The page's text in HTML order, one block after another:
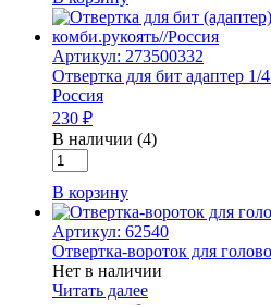
комб.
SL
6,0/PH2
пластиковая
ручка
//
Бибер
Артикул: 273500332
Отвертка для бит адаптер
Россия
230 ₽
В наличии (4)
Количество
товара
Отвертка
для
бит
адаптер
1/4"х100мм
комби.рукоять
В корзину
Артикул: 62540
Отвертка-вороток для
Нет в наличии
Читать далее